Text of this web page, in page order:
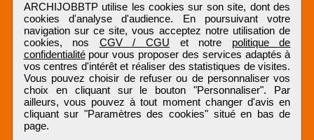
ARCHIJOBBTP utilise les cookies sur son site, dont des
cookies d'analyse d'audience. En poursuivant votre
navigation sur ce site, vous acceptez notre utilisation de
cookies, nos CGV / CGU et notre politique de
confidentialitépour vous proposer des services adaptés à
vos centres d'intérêt et réaliser des statistiques de visites.
Vous pouvez choisir de refuser ou de personnaliser vos
choix en cliquant sur le bouton "Personnaliser". Par
ailleurs, vous pouvez à tout moment changer d'avis en
cliquant sur "Paramètres des cookies" situé en bas de
page.